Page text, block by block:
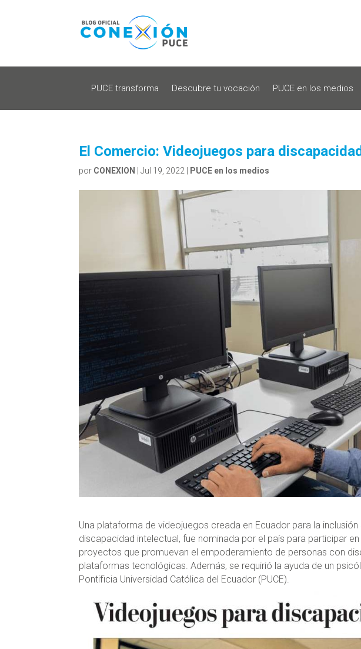
PUCE transforma Descubre tu vocación PUCE en los medios
El Comercio: Videojuegos para
por CONEXION |Jul 19, 2022 PUCE en los medios
Una plataforma de videojuegos creada en Ecuador para la
discapacidad intelectual, fue nominada por el país para participar
proyectos que promuevan el empoderamiento de personas con
plataformas tecnológicas. Además, se requirió la ayuda de un
Pontificia Universidad Católica del Ecuador (PUCE).